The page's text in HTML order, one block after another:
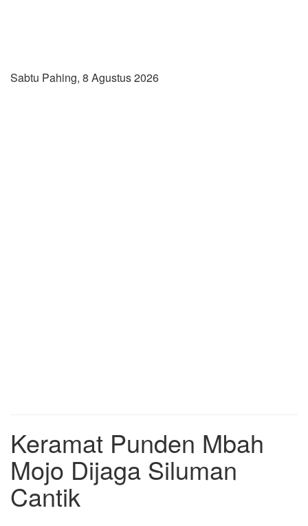
Sabtu Pahing, 8 Agustus 2026
Keramat Punden Mbah
Mojo Dijaga Siluman
Cantik